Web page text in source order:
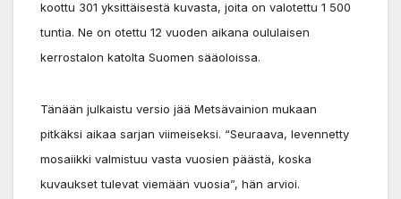
koottu 301 yksittäisestä kuvasta, joita on valotettu 1 500
tuntia. Ne on otettu 12 vuoden aikana oululaisen
kerrostalon katolta Suomen sääoloissa.
Tänään julkaistu versio jää Metsävainion mukaan
pitkäksi aikaa sarjan viimeiseksi. “Seuraava, levennetty
mosaiikki valmistuu vasta vuosien päästä, koska
kuvaukset tulevat viemään vuosia”, hän arvioi.